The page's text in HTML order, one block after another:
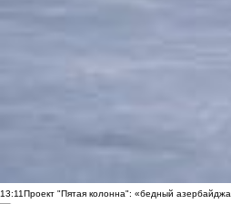
13:11Проект "Пятая колонна": «бедный